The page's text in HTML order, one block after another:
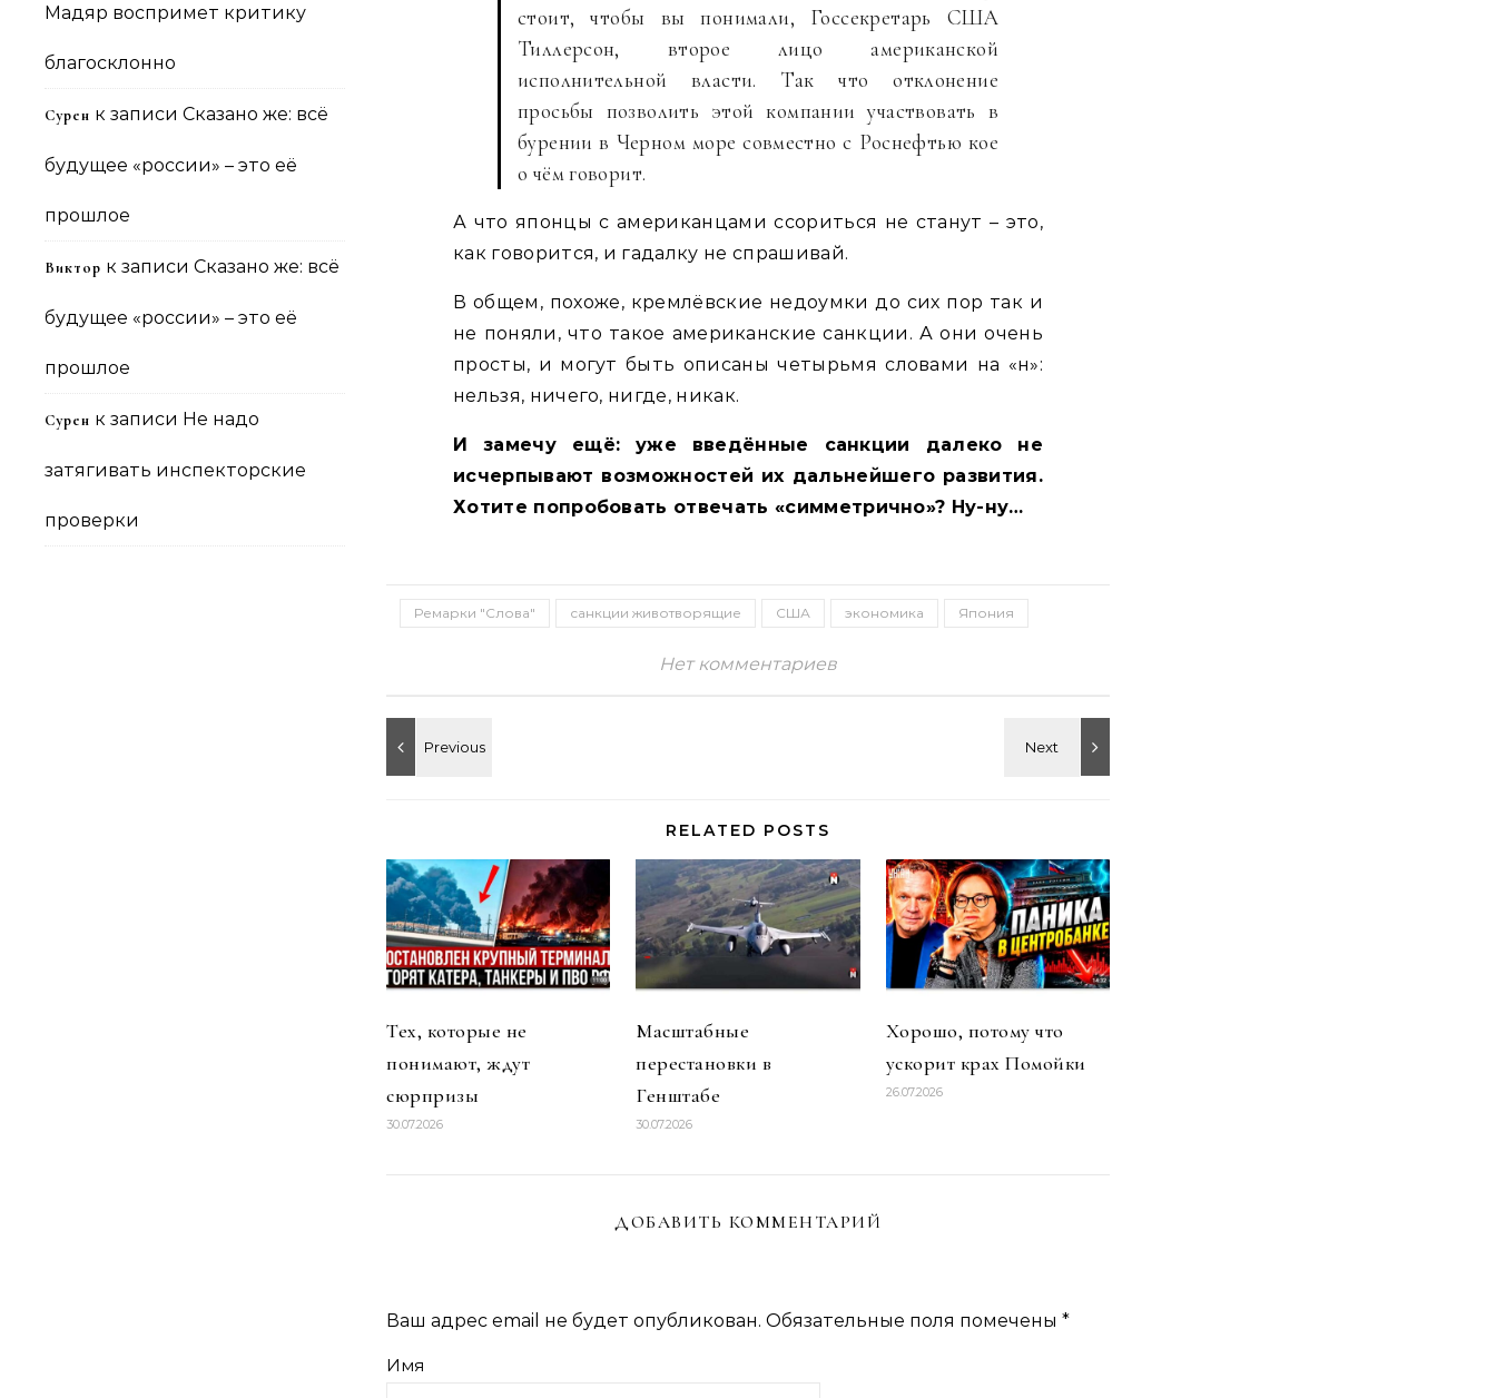
Мадяр воспримет критику
благосклонно
Сурен к записи Сказано же: всё
будущее «россии» – это её
прошлое
Виктор к записи Сказано же: всё
будущее «россии» – это её
прошлое
Сурен к записи Не надо
затягивать инспекторские
проверки
стоит, чтобы вы понимали, Госсекретарь США
Тиллерсон, второе лицо американской
исполнительной власти. Так что отклонение
просьбы позволить этой компании участвовать в
бурении в Черном море совместно с Роснефтью кое
о чём говорит.
А что японцы с американцами ссориться не станут – это,
как говорится, и гадалку не спрашивай.
В общем, похоже, кремлёвские недоумки до сих пор так и
не поняли, что такое американские санкции. А они очень
просты, и могут быть описаны четырьмя словами на «н»:
нельзя, ничего, нигде, никак.
И замечу ещё: уже введённые санкции далеко не
исчерпывают возможностей их дальнейшего развития.
Хотите попробовать отвечать «симметрично»? Ну-ну…
Ремарки "Слова" санкции животворящие США экономика Япония
Нет комментариев
RELATED POSTS
Тех, которые не
понимают, ждут
сюрпризы
30.07.2026
Масштабные
перестановки в
Генштабе
30.07.2026
Хорошо, потому что
ускорит крах Помойки
26.07.2026
ДОБАВИТЬ КОММЕНТАРИЙ
Ваш адрес email не будет опубликован. Обязательные поля помечены *
Имя